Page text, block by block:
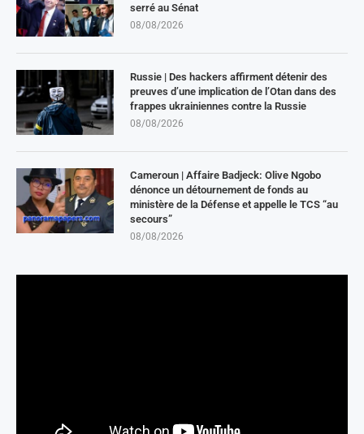
serré au Sénat
08/08/2026
Russie | Des hackers affirment détenir des
preuves d’une implication de l’Otan dans des
frappes ukrainiennes contre la Russie
08/08/2026
Cameroun | Affaire Badjeck: Olive Ngobo
dénonce un détournement de fonds au
ministère de la Défense et appelle le TCS “au
secours”
08/08/2026